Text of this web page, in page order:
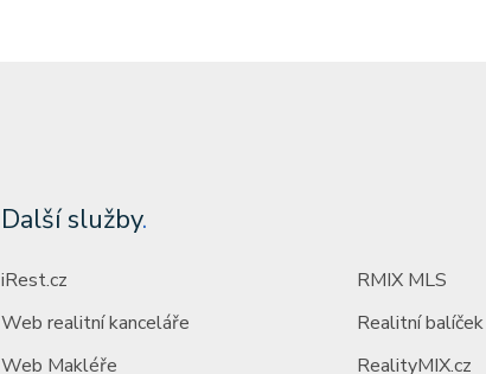
Další služby.
iRest.cz
Web realitní kanceláře
Web Makléře
RMIX MLS
Realitní balíček
RealityMIX.cz